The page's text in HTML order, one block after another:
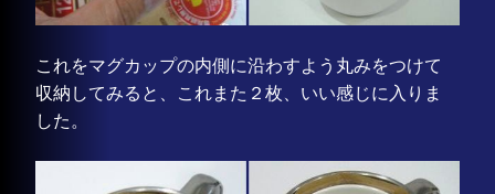
これをマグカップの内側に沿わすよう丸みをつけて
収納してみると、これまた２枚、いい感じに入りま
した。